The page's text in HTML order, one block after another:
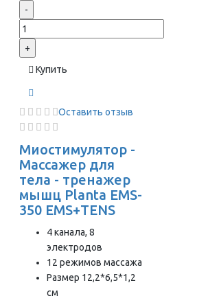
-
+
Купить
Оставить отзыв
Миостимулятор -
Массажер для
тела - тренажер
мышц Planta EMS-
350 EMS+TENS
4 канала, 8
электродов
12 режимов массажа
Размер 12,2*6,5*1,2
см